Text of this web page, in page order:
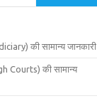
की सामान्य जानकारी
Courts) की सामान्य